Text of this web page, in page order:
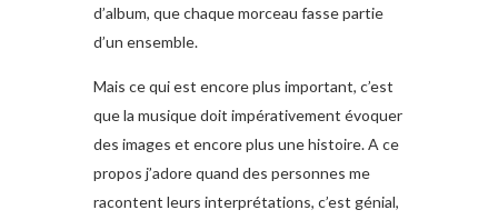
d’album, que chaque morceau fasse partie
d’un ensemble.
Mais ce qui est encore plus important, c’est
que la musique doit impérativement évoquer
des images et encore plus une histoire. A ce
propos j’adore quand des personnes me
racontent leurs interprétations, c’est génial,